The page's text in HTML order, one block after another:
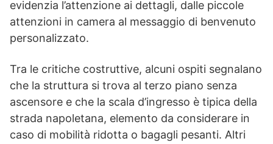
evidenzia l’attenzione ai dettagli, dalle piccole
attenzioni in camera al messaggio di benvenuto
personalizzato.
Tra le critiche costruttive, alcuni ospiti segnalano
che la struttura si trova al terzo piano senza
ascensore e che la scala d’ingresso è tipica della
strada napoletana, elemento da considerare in
caso di mobilità ridotta o bagagli pesanti. Altri